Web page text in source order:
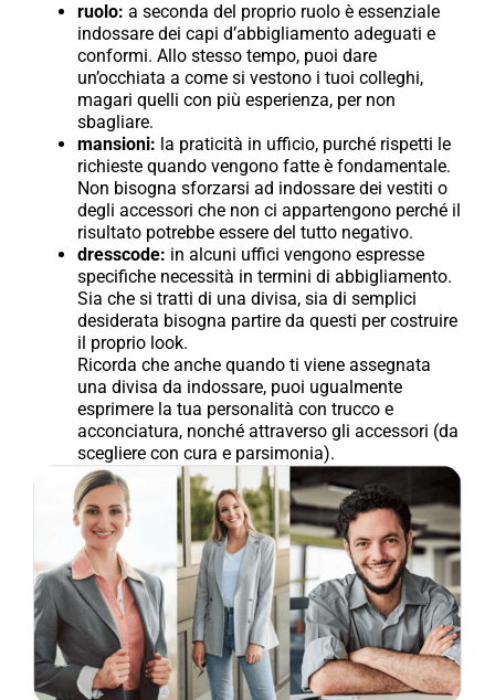
ruolo: a seconda del proprio ruolo è essenziale
indossare dei capi d’abbigliamento adeguati e
conformi. Allo stesso tempo, puoi dare
un’occhiata a come si vestono i tuoi colleghi,
magari quelli con più esperienza, per non
sbagliare.
mansioni: la praticità in ufficio, purché rispetti le
richieste quando vengono fatte è fondamentale.
Non bisogna sforzarsi ad indossare dei vestiti o
degli accessori che non ci appartengono perché il
risultato potrebbe essere del tutto negativo.
dresscode: in alcuni uffici vengono espresse
specifiche necessità in termini di abbigliamento.
Sia che si tratti di una divisa, sia di semplici
desiderata bisogna partire da questi per costruire
il proprio look.
Ricorda che anche quando ti viene assegnata
una divisa da indossare, puoi ugualmente
esprimere la tua personalità con trucco e
acconciatura, nonché attraverso gli accessori (da
scegliere con cura e parsimonia).